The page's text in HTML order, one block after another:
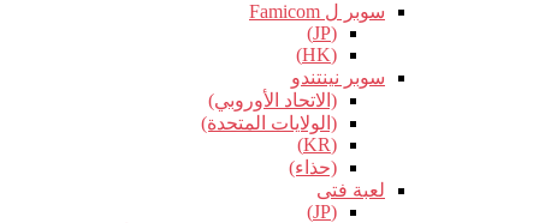
سوبر ل Famicom
(JP)
(HK)
سوبر نينتندو
(الاتحاد الأوروبي)
(الولايات المتحدة)
(KR)
(حذاء)
لعبة فتى
(JP)